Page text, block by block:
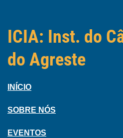
ICIA: Inst. do
do Agreste
INÍCIO
SOBRE NÓS
EVENTOS